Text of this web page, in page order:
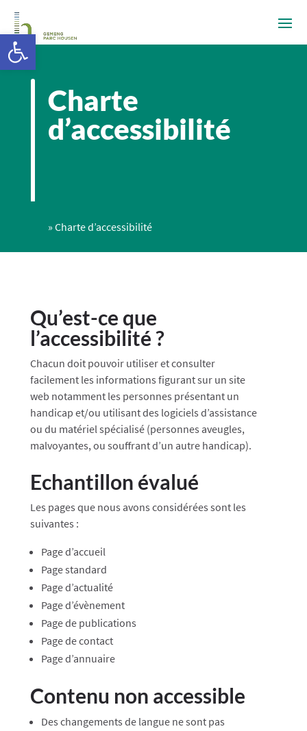
Charte
d’accessibilité
» Charte d’accessibilité
Qu’est-ce que
l’accessibilité ?
Chacun doit pouvoir utiliser et consulter
facilement les informations figurant sur un site
web notamment les personnes présentant un
handicap et/ou utilisant des logiciels d’assistance
ou du matériel spécialisé (personnes aveugles,
malvoyantes, ou souffrant d’un autre handicap).
Echantillon évalué
Les pages que nous avons considérées sont les
suivantes :
Page d’accueil
Page standard
Page d’actualité
Page d’évènement
Page de publications
Page de contact
Page d’annuaire
Contenu non accessible
Des changements de langue ne sont pas
Ouvrir la barre d’outils